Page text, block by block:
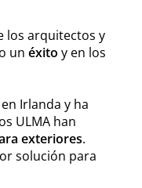
los arquitectos y
un éxito y en los
Irlanda y ha
ULMA han
exteriores.
solución para